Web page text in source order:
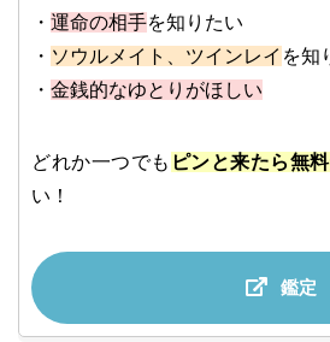
・ 運命の相手を知りたい
・ ソウルメイト、ツインレイ を知
・ 金銭的なゆとりがほしい
どれか一つでも ピンと来たら無
い！
鑑定